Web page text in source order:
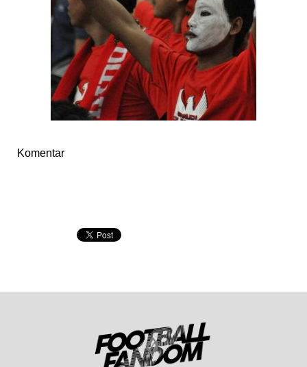
Komentar